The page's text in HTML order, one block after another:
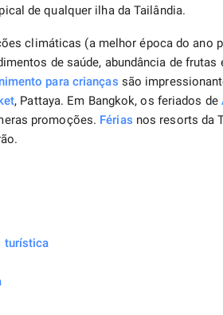
de qualquer ilha da Tailândia.
climáticas (a melhor época do ano
de saúde, abundância de
para crianças são
, Pattaya. Em Bangkok, os feriados de
promoções. Férias nos resorts da
turística